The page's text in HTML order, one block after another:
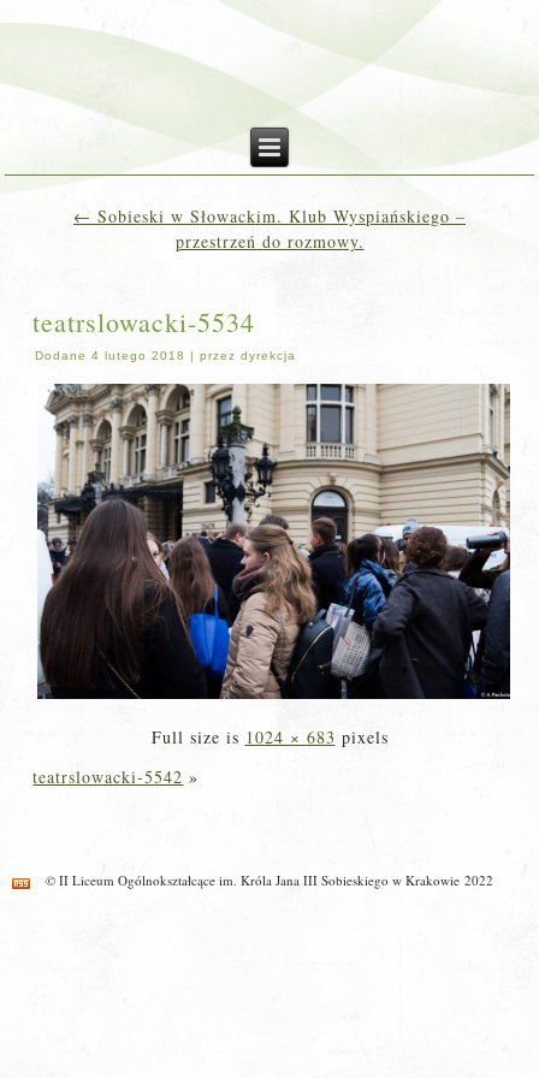
← Sobieski w Słowackim. Klub Wyspiańskiego –
przestrzeń do rozmowy.
teatrslowacki-5534
Dodane 4 lutego 2018 |przez dyrekcja
Full size is 1024 × 683 pixels
teatrslowacki-5542 »
© II Liceum Ogólnokształcące im. Króla Jana III Sobieskiego w Krakowie 2022